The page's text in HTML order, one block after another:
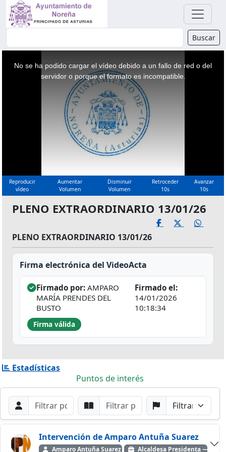
Buscador Buscar
modalNo se ha podido cargar el vídeo debido a un fallo de red o del
servidor o porque el formato es incompatible.
Reproducir
vídeo
Aumentar
Volumen
Disminuir
Volumen
Retroceder
10s
Avanzar
10s
PLENO EXTRAORDINARIO 13/01/26
PLENO EXTRAORDINARIO 13/01/26
Firma electrónica del VideoActa
Firmado por: AMPARO
MARÍA PRENDES DEL
BUSTO
Firmado el:
14/01/2026
10:18:34
Firma válida
Estadísticas
Puntos de interés
Filtros de búsqueda
Buscar por OradorBuscar por Punto Buscar por Partido
Buscar
Intervención de Amparo Antuña Suarez
Amparo Antuña Suarez Alcaldesa Presidenta —